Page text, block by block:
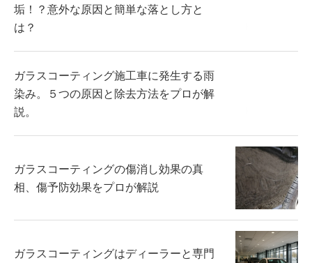
垢！？意外な原因と簡単な落とし方と
は？
ガラスコーティング施工車に発生する雨
染み。５つの原因と除去方法をプロが解
説。
ガラスコーティングの傷消し効果の真
相、傷予防効果をプロが解説
ガラスコーティングはディーラーと専門